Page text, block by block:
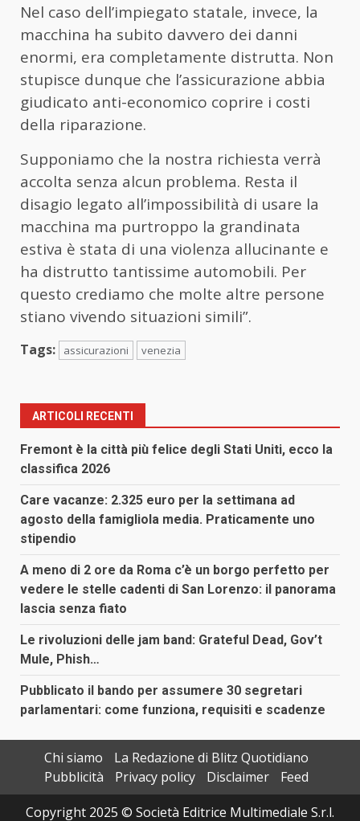
Nel caso dell’impiegato statale, invece, la
macchina ha subito davvero dei danni
enormi, era completamente distrutta. Non
stupisce dunque che l’assicurazione abbia
giudicato anti-economico coprire i costi
della riparazione.
Supponiamo che la nostra richiesta verrà
accolta senza alcun problema. Resta il
disagio legato all’impossibilità di usare la
macchina ma purtroppo la grandinata
estiva è stata di una violenza allucinante e
ha distrutto tantissime automobili. Per
questo crediamo che molte altre persone
stiano vivendo situazioni simili”.
Tags: assicurazioni venezia
ARTICOLI RECENTI
Fremont è la città più felice degli Stati Uniti, ecco la
classifica 2026
Care vacanze: 2.325 euro per la settimana ad
agosto della famigliola media. Praticamente uno
stipendio
A meno di 2 ore da Roma c’è un borgo perfetto per
vedere le stelle cadenti di San Lorenzo: il panorama
lascia senza fiato
Le rivoluzioni delle jam band: Grateful Dead, Gov’t
Mule, Phish…
Pubblicato il bando per assumere 30 segretari
parlamentari: come funziona, requisiti e scadenze
Chi siamo
La Redazione di Blitz Quotidiano
Pubblicità
Privacy policy Disclaimer
Feed
Copyright 2025 © Società Editrice Multimediale S.r.l.